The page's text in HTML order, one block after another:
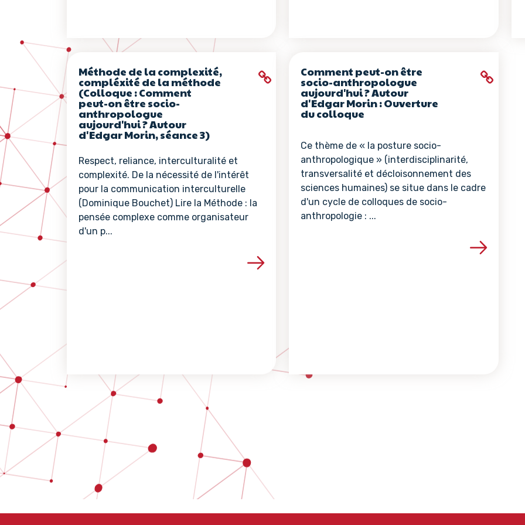
Méthode de la complexité,
compléxité de la méthode
(Colloque : Comment
peut-on être socio-
anthropologue
aujourd'hui ? Autour
d'Edgar Morin, séance 3)
Respect, reliance, interculturalité et
complexité. De la nécessité de l'intérêt
pour la communication interculturelle
(Dominique Bouchet) Lire la Méthode : la
pensée complexe comme organisateur
d'un p...
Voir les détails de la ressource
Comment peut-on être
socio-anthropologue
aujourd'hui ? Autour
d'Edgar Morin : Ouverture
du colloque
Ce thème de « la posture socio-
anthropologique » (interdisciplinarité,
transversalité et décloisonnement des
sciences humaines) se situe dans le cadre
d'un cycle de colloques de socio-
anthropologie : ...
Voir les détails de la